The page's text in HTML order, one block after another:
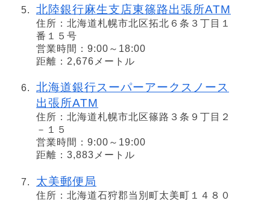
北陸銀行麻生支店東篠路出張所ATM
住所：北海道札幌市北区拓北６条３丁目１
番１５号
営業時間：9:00～18:00
距離：2,676メートル
北海道銀行スーパーアークスノース
出張所ATM
住所：北海道札幌市北区篠路３条９丁目２
－１５
営業時間：9:00～19:00
距離：3,883メートル
太美郵便局
住所：北海道石狩郡当別町太美町１４８０